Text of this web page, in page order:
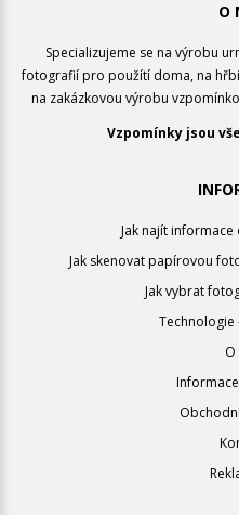
O
Specializujeme se na výrobu
fotografií pro použítí doma, na
na zakázkovou výrobu
Vzpomínky jsou
Jak najít
Jak skenovat papírovou
Jak vybrat
Technologie
O